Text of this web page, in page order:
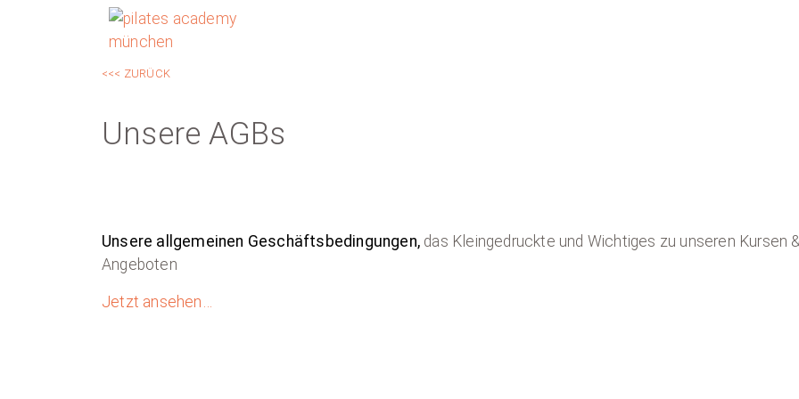
<<< ZURÜCK
Unsere AGBs
Unsere allgemeinen Geschäftsbedingungen, das Kleingedruckte und Wichtiges zu unseren Kursen &
Angeboten
Jetzt ansehen…